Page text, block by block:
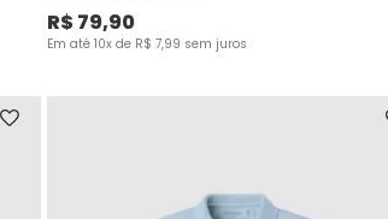
R$79,90
Em até 10x de R$ 7,99 sem juros